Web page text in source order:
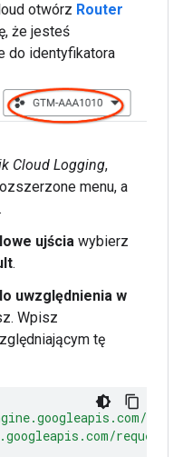
otwórz Router
że jesteś
do identyfikatora
Cloud Logging,
menu, a
.
ujścia wybierz
.
uwzględnienia w
Wpisz
tę